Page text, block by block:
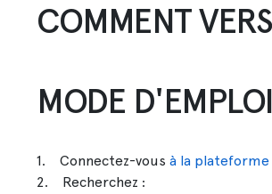
COMMENT
MODE D'EMPLOI
1. Connectez-vousà la plateforme
2. Recherchez :